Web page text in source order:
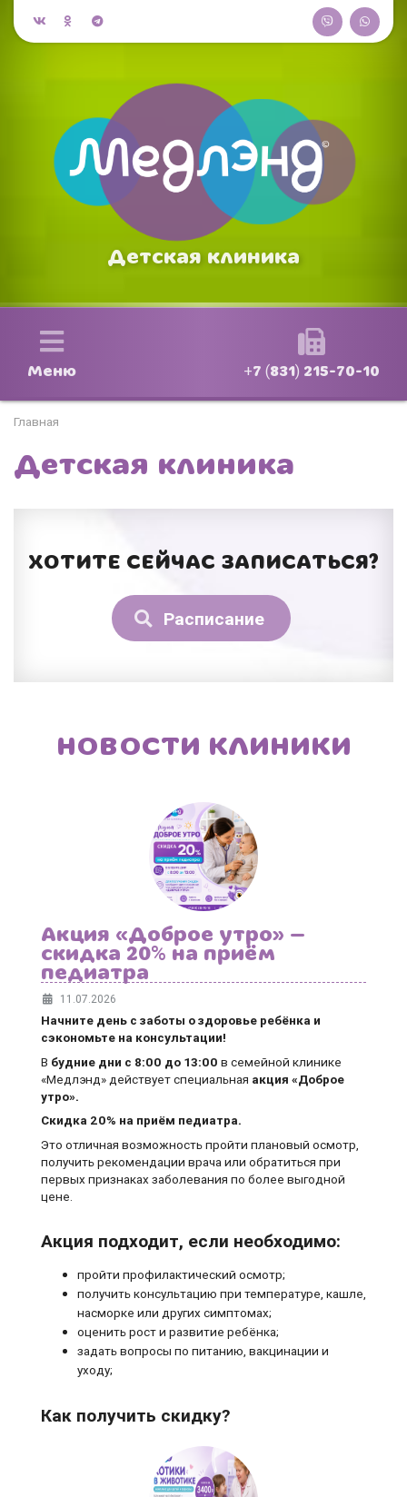
Детская клиника
Меню +7 (831) 215-70-10
Главная
Детская клиника
ХОТИТЕ СЕЙЧАС ЗАПИСАТЬСЯ?
Расписание
НОВОСТИ КЛИНИКИ
Акция «Доброе утро» —
скидка 20% на приём
педиатра
11.07.2026
Начните день с заботы о здоровье ребёнка и
сэкономьте на консультации!
В будние дни с 8:00 до 13:00 в семейной клинике
«Медлэнд» действует специальная акция «Доброе
утро».
Скидка 20% на приём педиатра.
Это отличная возможность пройти плановый осмотр,
получить рекомендации врача или обратиться при
первых признаках заболевания по более выгодной
цене.
Акция подходит, если необходимо:
пройти профилактический осмотр;
получить консультацию при температуре, кашле,
насморке или других симптомах;
оценить рост и развитие ребёнка;
задать вопросы по питанию, вакцинации и
уходу;
Как получить скидку?